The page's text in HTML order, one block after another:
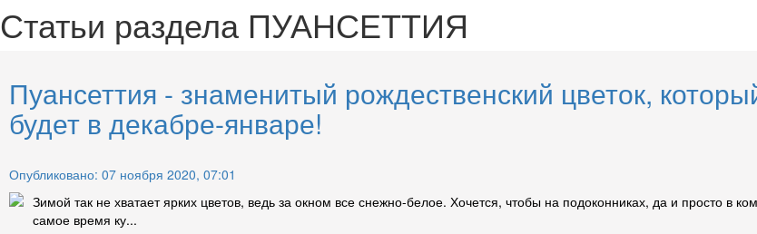
Статьи раздела ПУАНСЕТТИЯ
Пуансеттия - знаменитый рождественский цветок,
будет в декабре-январе!
Опубликовано: 07 ноября 2020, 07:01
Зимой так не хватает ярких цветов, ведь за окном все снежно-белое. Хочется, чтобы на подоконниках, да и просто в
самое время ку...